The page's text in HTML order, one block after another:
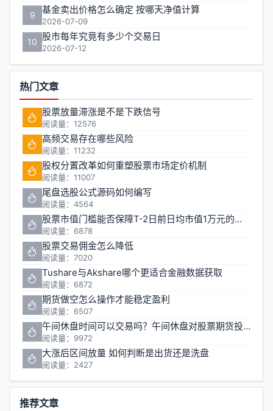
9 基金卖出价格怎么确定 按哪天净值计算
2026-07-09
10 股市每年究竟有多少个交易日
2026-07-12
热门文章
股票放量滞涨是不是下跌信号
阅读量：12576
高频交易存在哪些风险
阅读量：11232
股权分置改革如何重塑股票市场定价机制
阅读量：11007
尾盘选股公式源码如何编写
阅读量：4564
股票市值门槛能否保障T-2日前日均市值1万元的投资安全
阅读量：6878
股票交易佣金怎么降低
阅读量：7020
Tushare与Akshare哪个更适合金融数据获取
阅读量：6872
期货做空怎么操作才能稳定盈利
阅读量：6507
午间休盘时间可以交易吗？午间休盘对股票期货投资有什么影响
阅读量：9972
大涨后区间放量 如何判断是出货还是洗盘
阅读量：2427
推荐文章